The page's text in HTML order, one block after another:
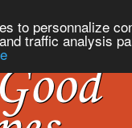
to personnalize
traffic analysis